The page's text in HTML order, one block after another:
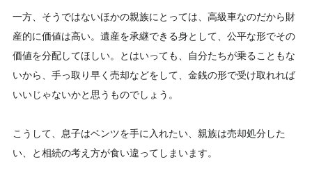
一方、そうではないほかの親族にとっては、高級車なのだから財
産的に価値は高い。遺産を承継できる身として、公平な形でその
価値を分配してほしい。とはいっても、自分たちが乗ることもな
いから、手っ取り早く売却などをして、金銭の形で受け取れれば
いいじゃないかと思うものでしょう。
こうして、息子はベンツを手に入れたい、親族は売却処分した
い、と相続の考え方が食い違ってしまいます。